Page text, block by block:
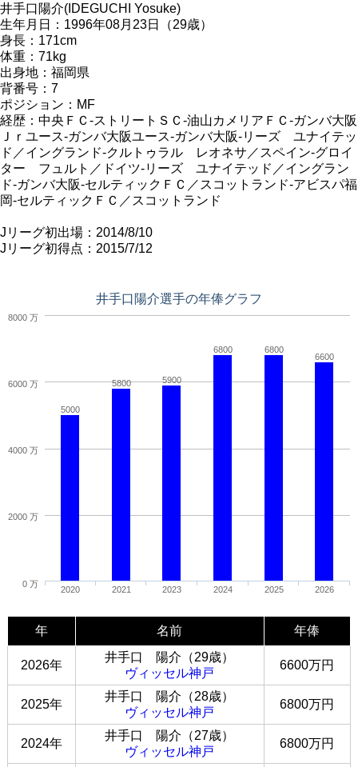
井手口陽介(IDEGUCHI Yosuke)
生年月日：1996年08月23日（29歳）
身長：171cm
体重：71kg
出身地：福岡県
背番号：7
ポジション：MF
経歴：中央ＦＣ-ストリートＳＣ-油山カメリアＦＣ-ガンバ大阪
Ｊｒユース-ガンバ大阪ユース-ガンバ大阪-リーズ ユナイテッ
ド／イングランド-クルトゥラル レオネサ／スペイン-グロイ
ター フュルト／ドイツ-リーズ ユナイテッド／イングラン
ド-ガンバ大阪-セルティックＦＣ／スコットランド-アビスパ福
岡-セルティックＦＣ／スコットランド
Jリーグ初出場：2014/8/10
Jリーグ初得点：2015/7/12
井手口陽介選手の年俸グラフ
5000
5800 5900
6800 6800
6600
2020 2021 2023 2024 2025 2026
0 万
2000 万
4000 万
6000 万
8000 万
年 名前 年俸
2026年
井手口 陽介（29歳）
ヴィッセル神戸
6600万円
2025年
井手口 陽介（28歳）
ヴィッセル神戸
6800万円
2024年
井手口 陽介（27歳）
ヴィッセル神戸
6800万円